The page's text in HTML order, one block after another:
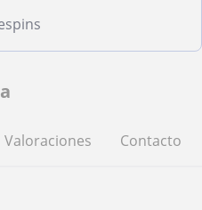
Valoraciones Contacto